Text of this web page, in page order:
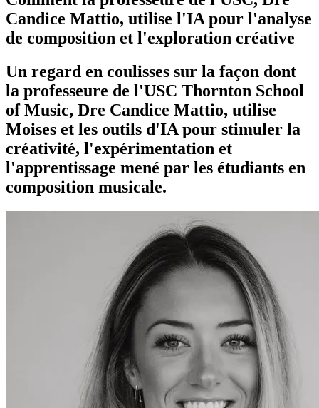
Candice Mattio, utilise l'IA pour l'analyse
de composition et l'exploration créative
Un regard en coulisses sur la façon dont
la professeure de l'USC Thornton School
of Music, Dre Candice Mattio, utilise
Moises et les outils d'IA pour stimuler la
créativité, l'expérimentation et
l'apprentissage mené par les étudiants en
composition musicale.